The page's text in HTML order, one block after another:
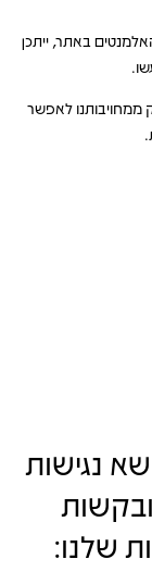
באתר, ייתכן
ממחויבותנו לאפשר
נגישות
שלנו: